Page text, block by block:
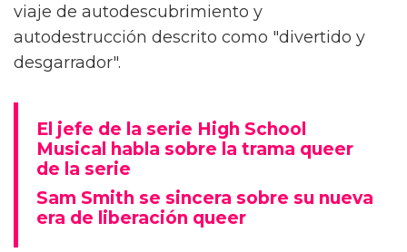
viaje de autodescubrimiento y
autodestrucción descrito como "divertido y
desgarrador".
El jefe de la serie High School
Musical habla sobre la trama queer
de la serie
Sam Smith se sincera sobre su nueva
era de liberación queer